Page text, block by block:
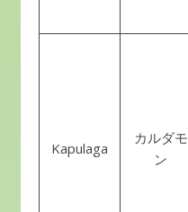
Kapulaga
カルダモ
ン